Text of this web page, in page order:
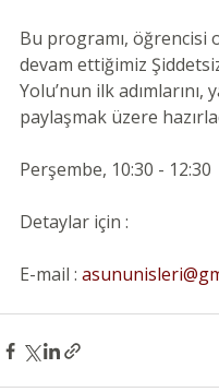
Bu programı, öğrencisi
devam ettiğimiz
Yolu’nun ilk adımlarını,
paylaşmak üzere
Perşembe, 10:30 - 12:30
Detaylar için :
E-mail :